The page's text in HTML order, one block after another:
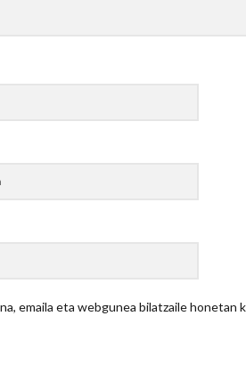
emaila eta webgunea bilatzaile